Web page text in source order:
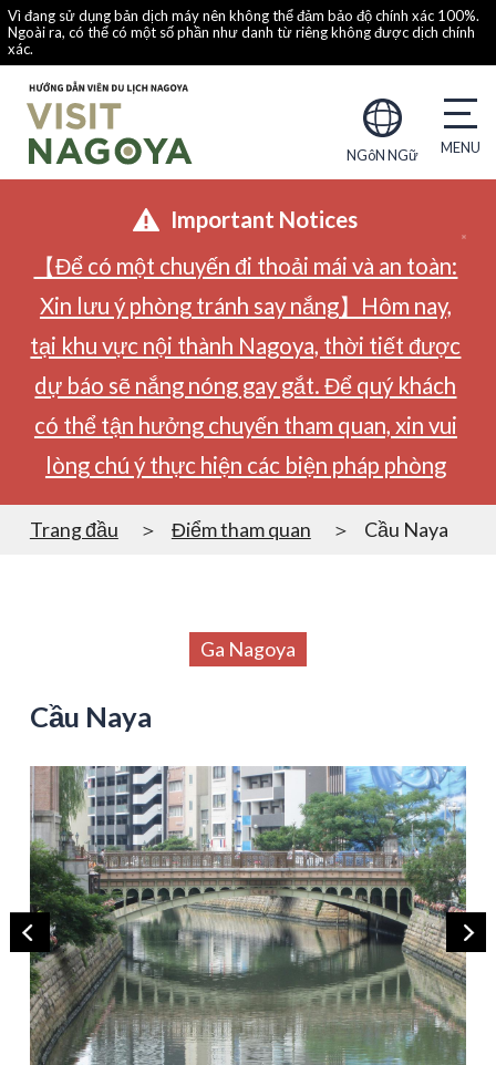
Vì đang sử dụng bản dịch máy nên không thể đảm bảo độ chính xác 100%.
Ngoài ra, có thể có một số phần như danh từ riêng không được dịch chính
xác.
NGôN NGữ
Important Notices
【Để có một chuyến đi thoải mái và an toàn:
Xin lưu ý phòng tránh say nắng】Hôm nay,
tại khu vực nội thành Nagoya, thời tiết được
dự báo sẽ nắng nóng gay gắt. Để quý khách
có thể tận hưởng chuyến tham quan, xin vui
lòng chú ý thực hiện các biện pháp phòng
Trang đầu Điểm tham quan Cầu Naya
Ga Nagoya
Cầu Naya